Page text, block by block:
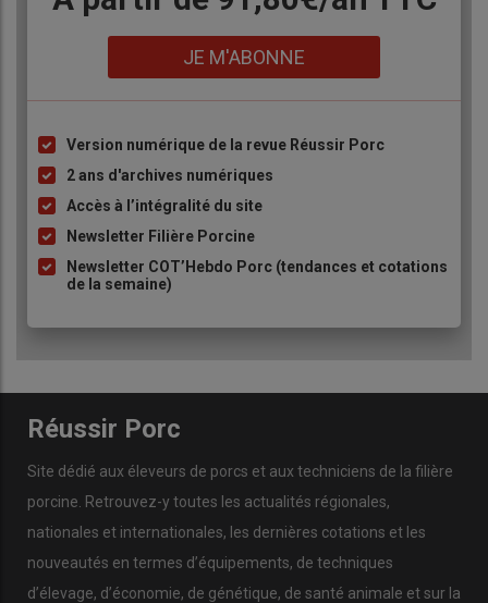
JE M'ABONNE
Liste
à
puce
Version numérique de la revue Réussir Porc
2 ans d'archives numériques
Accès à l’intégralité du site
Newsletter Filière Porcine
Newsletter COT’Hebdo Porc (tendances et cotations
de la semaine)
Réussir Porc
Site dédié aux éleveurs de porcs et aux techniciens de la filière
porcine. Retrouvez-y toutes les actualités régionales,
nationales et internationales, les dernières cotations et les
nouveautés en termes d’équipements, de techniques
d’élevage, d’économie, de génétique, de santé animale et sur la